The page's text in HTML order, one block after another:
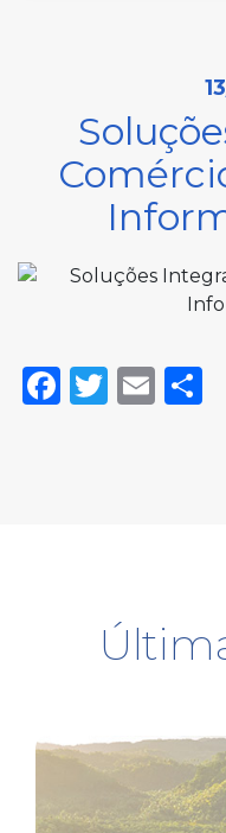
Facebook
Twitter